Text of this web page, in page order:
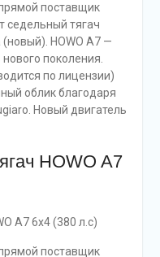
поставщик
седельный тягач
(новый). HOWO A7 —
поколения.
по лицензии)
облик благодаря
Новый двигатель
HOWO A7
поставщик